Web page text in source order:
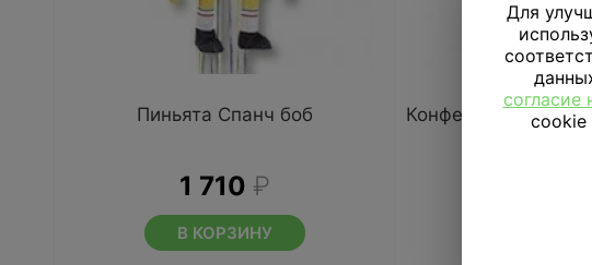
Пиньята Спанч боб
1 710 ₽
В КОРЗИНУ
Конфетти Губка
Для
согласие
cookie